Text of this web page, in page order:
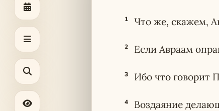
1 Что же, скажем,
2 Если Авраам
3 Ибо что говорит
4 Воздаяние